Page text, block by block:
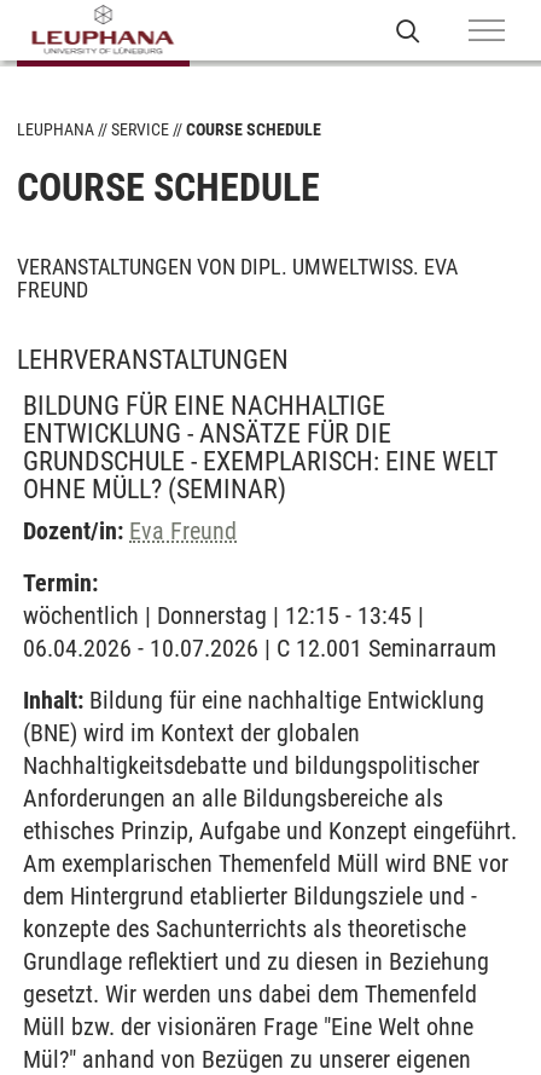
LEUPHANA SERVICE COURSE SCHEDULE
COURSE SCHEDULE
VERANSTALTUNGEN VON DIPL. UMWELTWISS. EVA
FREUND
LEHRVERANSTALTUNGEN
BILDUNG FÜR EINE NACHHALTIGE
ENTWICKLUNG - ANSÄTZE FÜR DIE
GRUNDSCHULE - EXEMPLARISCH: EINE WELT
OHNE MÜLL? (SEMINAR)
Dozent/in: Eva Freund
Termin:
wöchentlich | Donnerstag | 12:15 - 13:45 |
06.04.2026 - 10.07.2026 | C 12.001 Seminarraum
Inhalt: Bildung für eine nachhaltige Entwicklung
(BNE) wird im Kontext der globalen
Nachhaltigkeitsdebatte und bildungspolitischer
Anforderungen an alle Bildungsbereiche als
ethisches Prinzip, Aufgabe und Konzept eingeführt.
Am exemplarischen Themenfeld Müll wird BNE vor
dem Hintergrund etablierter Bildungsziele und -
konzepte des Sachunterrichts als theoretische
Grundlage reflektiert und zu diesen in Beziehung
gesetzt. Wir werden uns dabei dem Themenfeld
Müll bzw. der visionären Frage "Eine Welt ohne
Mül?" anhand von Bezügen zu unserer eigenen